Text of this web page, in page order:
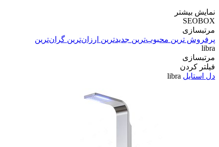
نمایش بیشتر
SEOBOX
مرتبسازی
پرفروش ترین محبوب‌ترین جدیدترین ارزان‌ترین گران‌ترین
libra
مرتبسازی
فیلتر کردن
دل استایل libra